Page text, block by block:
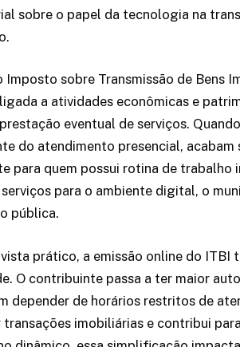
sobre o papel da tecnologia na
Imposto sobre Transmissão de Bens
a atividades econômicas e
eventual de serviços.
do atendimento presencial,
para quem possui rotina de
para o ambiente digital, o
pública.
prático, a emissão online do ITBI
O contribuinte passa a ter maior
depender de horários restritos de
imobiliárias e contribui